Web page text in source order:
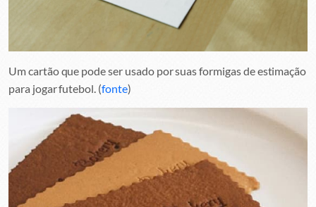
Um cartão que pode ser usado por suas formigas de estimação
para jogar futebol. (fonte)